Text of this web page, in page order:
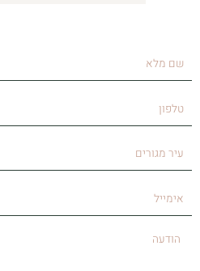
טלפון
הודעה